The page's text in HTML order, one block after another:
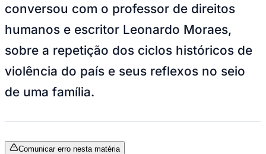
conversou com o professor de direitos
humanos e escritor Leonardo Moraes,
sobre a repetição dos ciclos históricos de
violência do país e seus reflexos no seio
de uma família.
Comunicar erro nesta matéria